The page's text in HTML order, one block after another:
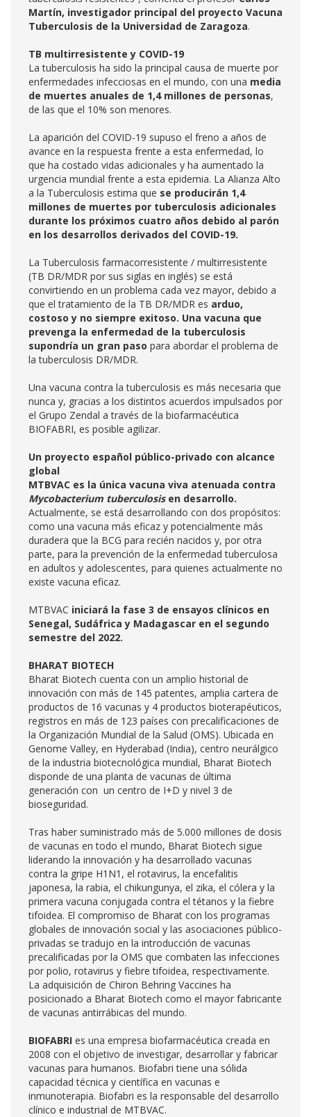
Martín, investigador principal del proyecto Vacuna
Tuberculosis de la Universidad de Zaragoza.
TB multirresistente y COVID-19
La tuberculosis ha sido la principal causa de muerte por
enfermedades infecciosas en el mundo, con una media
de muertes anuales de 1,4 millones de personas,
de las que el 10% son menores.
La aparición del COVID-19 supuso el freno a años de
avance en la respuesta frente a esta enfermedad, lo
que ha costado vidas adicionales y ha aumentado la
urgencia mundial frente a esta epidemia. La Alianza Alto
a la Tuberculosis estima que se producirán 1,4
millones de muertes por tuberculosis adicionales
durante los próximos cuatro años debido al parón
en los desarrollos derivados del COVID-19.
La Tuberculosis farmacorresistente / multirresistente
(TB DR/MDR por sus siglas en inglés) se está
convirtiendo en un problema cada vez mayor, debido a
que el tratamiento de la TB DR/MDR es arduo,
costoso y no siempre exitoso. Una vacuna que
prevenga la enfermedad de la tuberculosis
supondría un gran paso para abordar el problema de
la tuberculosis DR/MDR.
Una vacuna contra la tuberculosis es más necesaria que
nunca y, gracias a los distintos acuerdos impulsados por
el Grupo Zendal a través de la biofarmacéutica
BIOFABRI, es posible agilizar.
Un proyecto español público-privado con alcance
global
MTBVAC es la única vacuna viva atenuada contra
Mycobacterium tuberculosisen desarrollo.
Actualmente, se está desarrollando con dos propósitos:
como una vacuna más eficaz y potencialmente más
duradera que la BCG para recién nacidos y, por otra
parte, para la prevención de la enfermedad tuberculosa
en adultos y adolescentes, para quienes actualmente no
existe vacuna eficaz.
MTBVAC iniciará la fase 3 de ensayos clínicos en
Senegal, Sudáfrica y Madagascar en el segundo
semestre del 2022.
BHARAT BIOTECH
Bharat Biotech cuenta con un amplio historial de
innovación con más de 145 patentes, amplia cartera de
productos de 16 vacunas y 4 productos bioterapéuticos,
registros en más de 123 países con precalificaciones de
la Organización Mundial de la Salud (OMS). Ubicada en
Genome Valley, en Hyderabad (India), centro neurálgico
de la industria biotecnológica mundial, Bharat Biotech
disponde de una planta de vacunas de última
generación con un centro de I+D y nivel 3 de
bioseguridad.
Tras haber suministrado más de 5.000 millones de dosis
de vacunas en todo el mundo, Bharat Biotech sigue
liderando la innovación y ha desarrollado vacunas
contra la gripe H1N1, el rotavirus, la encefalitis
japonesa, la rabia, el chikungunya, el zika, el cólera y la
primera vacuna conjugada contra el tétanos y la fiebre
tifoidea. El compromiso de Bharat con los programas
globales de innovación social y las asociaciones público-
privadas se tradujo en la introducción de vacunas
precalificadas por la OMS que combaten las infecciones
por polio, rotavirus y fiebre tifoidea, respectivamente.
La adquisición de Chiron Behring Vaccines ha
posicionado a Bharat Biotech como el mayor fabricante
de vacunas antirrábicas del mundo.
BIOFABRI es una empresa biofarmacéutica creada en
2008 con el objetivo de investigar, desarrollar y fabricar
vacunas para humanos. Biofabri tiene una sólida
capacidad técnica y científica en vacunas e
inmunoterapia. Biofabri es la responsable del desarrollo
clínico e industrial de MTBVAC.